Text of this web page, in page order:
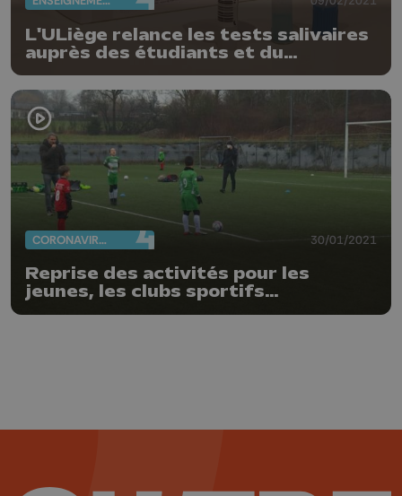
L'ULiège relance les tests salivaires
auprès des étudiants et du
personnel en présentiel
CORONAVIRUS 30/01/2021
Reprise des activités pour les
jeunes, les clubs sportifs